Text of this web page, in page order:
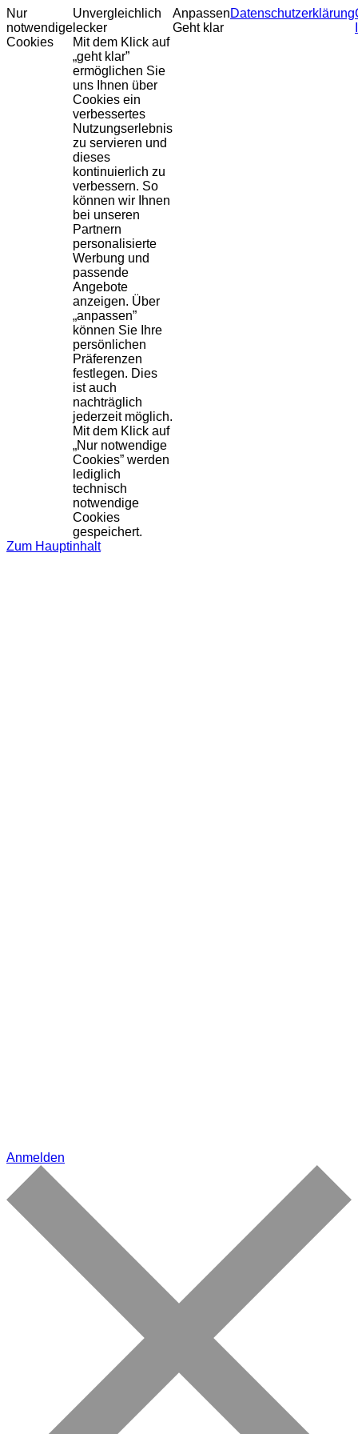
Nur
notwendige
Cookies
Unvergleichlich
lecker
Mit dem Klick auf
„geht klar”
ermöglichen Sie
uns Ihnen über
Cookies ein
verbessertes
Nutzungserlebnis
zu servieren und
dieses
kontinuierlich zu
verbessern. So
können wir Ihnen
bei unseren
Partnern
personalisierte
Werbung und
passende
Angebote
anzeigen. Über
„anpassen”
können Sie Ihre
persönlichen
Präferenzen
festlegen. Dies
ist auch
nachträglich
jederzeit möglich.
Mit dem Klick auf
„Nur notwendige
Cookies” werden
lediglich
technisch
notwendige
Cookies
gespeichert.
Anpassen
Geht klar
Datenschutzerklärung
Zum Hauptinhalt
Anmelden